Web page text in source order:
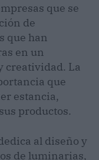
que se
de
que han
en un
creatividad. La
que
estancia,
productos.
al diseño y
de luminarias,